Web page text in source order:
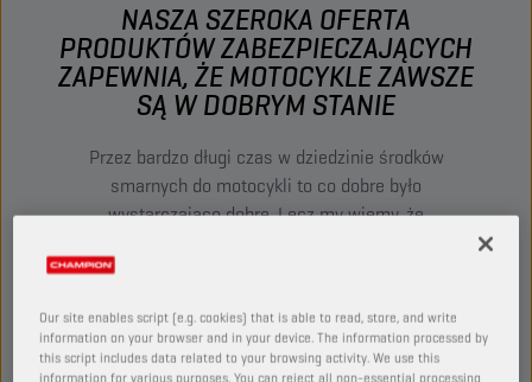
NASZA SZEROKA OFERTA
PRODUKTÓW ZABEZPIECZAJĄCYCH
ZAPEWNIA, ŻE MOTOCYKLE ZAWSZE
SĄ W DOBRYM STANIE
Przez bardzo długi czas w dziedzinie środków
smarnych do motocykli to co dobre było
wystarczająco dobre. Lecz my wiemy, że
wyścigowych na drogi. Oleje Champion
motocykli.
Our site enables script (e.g. cookies) that is able to read, store, and write
information on your browser and in your device. The information processed by
this script includes data related to your browsing activity. We use this
information for various purposes. You can reject all non-essential processing